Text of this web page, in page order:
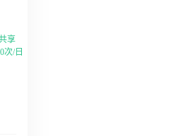
享
次/日